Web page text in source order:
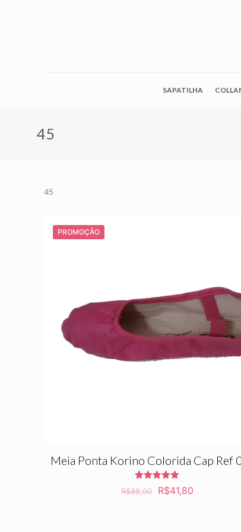
SAPATILHA
45
45
PROMOÇÃO
Meia Ponta Korino Colorida Cap Ref
Avaliação
5.00
R$88,00
O
R$41,80